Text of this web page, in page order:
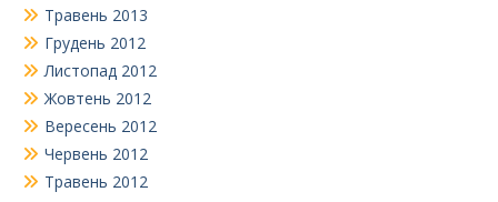
Травень 2013
Грудень 2012
Листопад 2012
Жовтень 2012
Вересень 2012
Червень 2012
Травень 2012